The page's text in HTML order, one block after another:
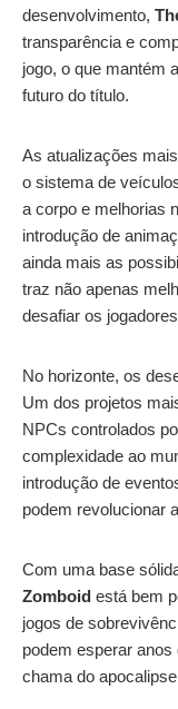
desenvolvimento,
transparência e
jogo, o que mantém
futuro do título.
As atualizações
o sistema de
a corpo e melhorias
introdução de
ainda mais as
traz não apenas
desafiar os
No horizonte, os
Um dos projetos
NPCs controlados
complexidade ao
introdução de
podem revolucionar
Com uma base
Zomboid está bem
jogos de
podem esperar
chama do